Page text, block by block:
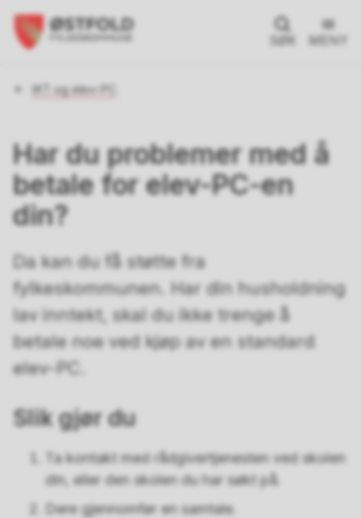
SØK MENY
Du
IKT og elev-PC
Har du problemer med å
betale for elev-PC-en
din?
Da kan du få støtte fra
fylkeskommunen. Har din husholdning
lav inntekt, skal du ikke trenge å
betale noe ved kjøp av en standard
elev-PC.
Slik gjør du
Ta kontakt med rådgivertjenesten ved skolen
din, eller den skolen du har søkt på.
Dere gjennomfør en samtale.